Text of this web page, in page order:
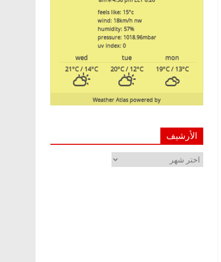
feels like: 15°c
wind: 18km/h nw
humidity: 57%
pressure: 1018.96mbar
uv index: 0
mon
tue
wed
19°C/ 13°C
20°C/ 12°C
21°C/ 14°C
powered by
Weather Atlas
الأرشيف
الأرشيف